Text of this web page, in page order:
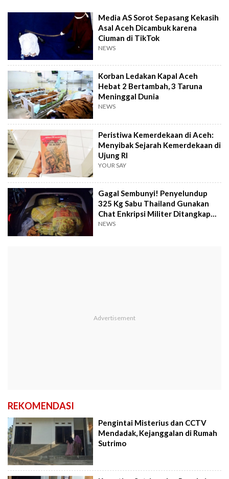
Media AS Sorot Sepasang Kekasih
Asal Aceh Dicambuk karena
Ciuman di TikTok
NEWS
Korban Ledakan Kapal Aceh
Hebat 2 Bertambah, 3 Taruna
Meninggal Dunia
NEWS
Peristiwa Kemerdekaan di Aceh:
Menyibak Sejarah Kemerdekaan di
Ujung RI
YOUR SAY
Gagal Sembunyi! Penyelundup
325 Kg Sabu Thailand Gunakan
Chat Enkripsi Militer Ditangkap
Bareskrim
NEWS
REKOMENDASI
Pengintai Misterius dan CCTV
Mendadak, Kejanggalan di Rumah
Sutrimo